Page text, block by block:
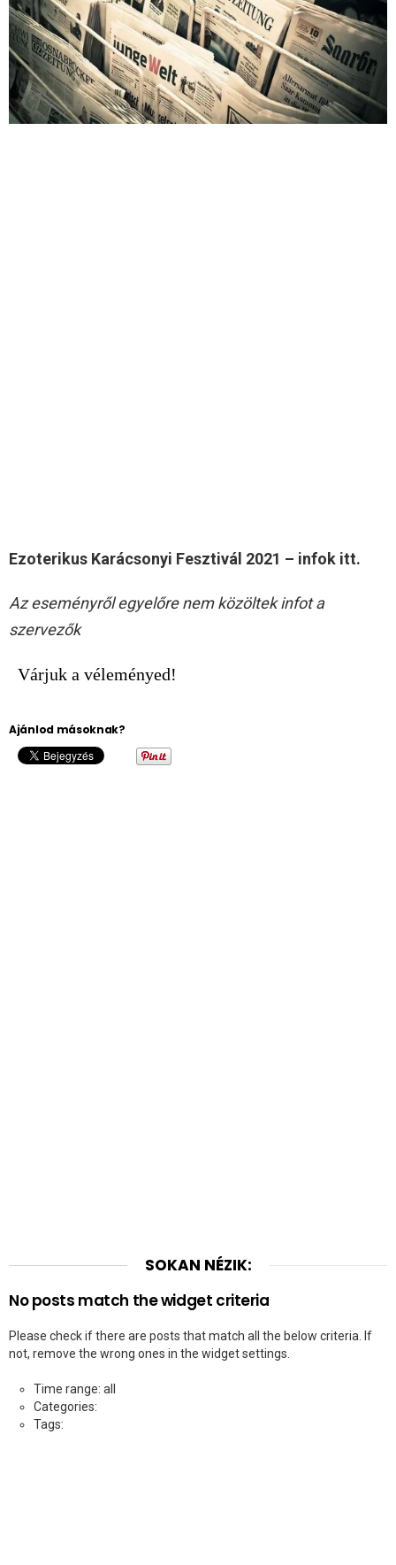
Ezoterikus Karácsonyi Fesztivál 2021 – infok itt.
Az eseményről egyelőre nem közöltek infot a
szervezők
Várjuk a véleményed!
Ajánlod másoknak?
SOKAN NÉZIK:
No posts match the widget criteria
Please check if there are posts that match all the below criteria. If
not, remove the wrong ones in the widget settings.
Time range: all
Categories:
Tags: